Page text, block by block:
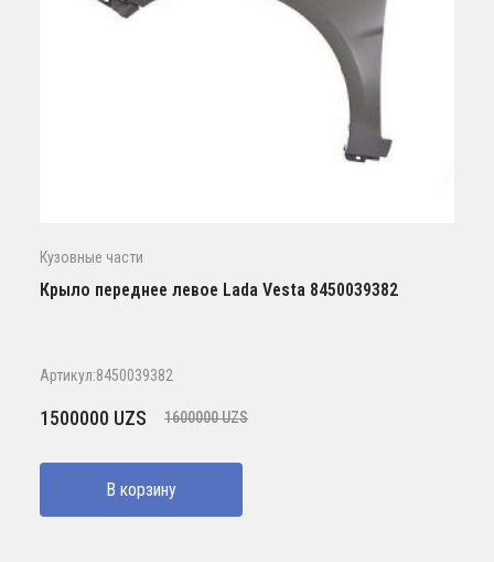
Кузовные части
Крыло переднее левое Lada Vesta 8450039382
Артикул:8450039382
1600000UZS
Первоначальная
составляла
1600000 UZS.
1500000 UZS
Текущая
1500000 UZS.
В корзину